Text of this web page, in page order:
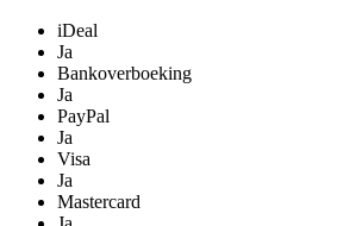
iDeal
Ja
Bankoverboeking
Ja
PayPal
Ja
Visa
Ja
Mastercard